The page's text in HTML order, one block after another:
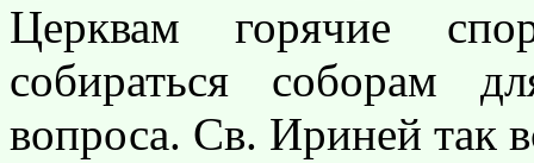
Церквам горячие
собираться соборам
вопроса. Св. Ириней так